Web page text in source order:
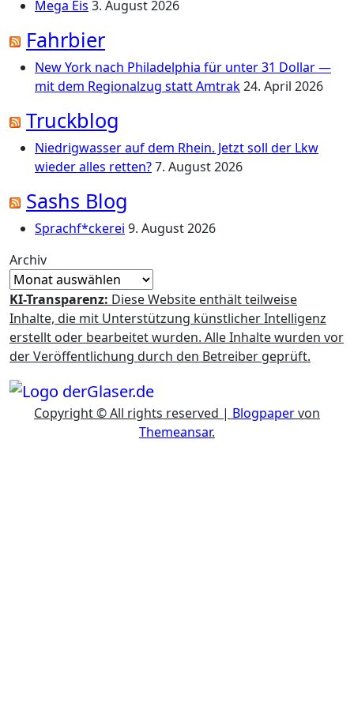
Mega Eis 3. August 2026
Fahrbier
New York nach Philadelphia für unter 31 Dollar —
mit dem Regionalzug statt Amtrak24. April 2026
Truckblog
Niedrigwasser auf dem Rhein. Jetzt soll der Lkw
wieder alles retten?7. August 2026
Sashs Blog
Sprachf*ckerei 9. August 2026
Archiv
KI-Transparenz: Diese Website enthält teilweise
Inhalte, die mit Unterstützung künstlicher Intelligenz
erstellt oder bearbeitet wurden. Alle Inhalte wurden vor
der Veröffentlichung durch den Betreiber geprüft.
Copyright © All rights reserved | Blogpapervon
Themeansar.